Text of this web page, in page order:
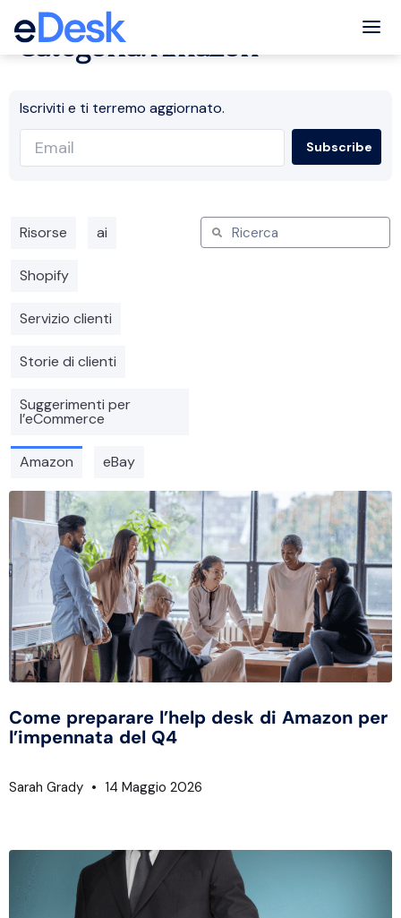
Categoria: Amazon
Iscriviti e ti terremo aggiornato.
Risorse ai
Shopify
Servizio clienti
Storie di clienti
Suggerimenti per
l’eCommerce
Amazon eBay
Come preparare l’help desk di Amazon per
l’impennata del Q4
Sarah Grady 14 Maggio 2026